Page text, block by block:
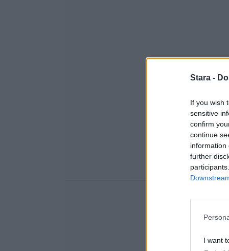
Stara -
If you wish
sensitive
confirm
continue
information
further
I want